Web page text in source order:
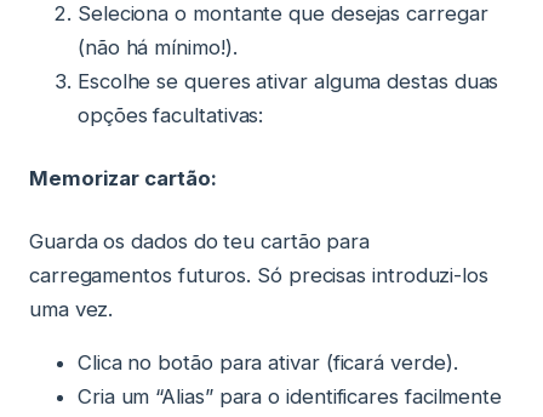
Seleciona o montante que desejas carregar
(não há mínimo!).
Escolhe se queres ativar alguma destas duas
opções facultativas:
Memorizar cartão:
Guarda os dados do teu cartão para
carregamentos futuros. Só precisas introduzi-los
uma vez.
Clica no botão para ativar (ficará verde).
Cria um “Alias” para o identificares facilmente